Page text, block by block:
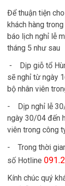
Để thuận tiện
khách hàng
báo lịch nghỉ lễ
tháng 5 như sau
- Dịp giỗ tổ
sẽ nghỉ từ ngày
bộ nhân viên
- Dịp nghỉ lễ 30/
ngày 30/04 đến
viên trong công
- Trong thời
số Hotline
Kính chúc quý